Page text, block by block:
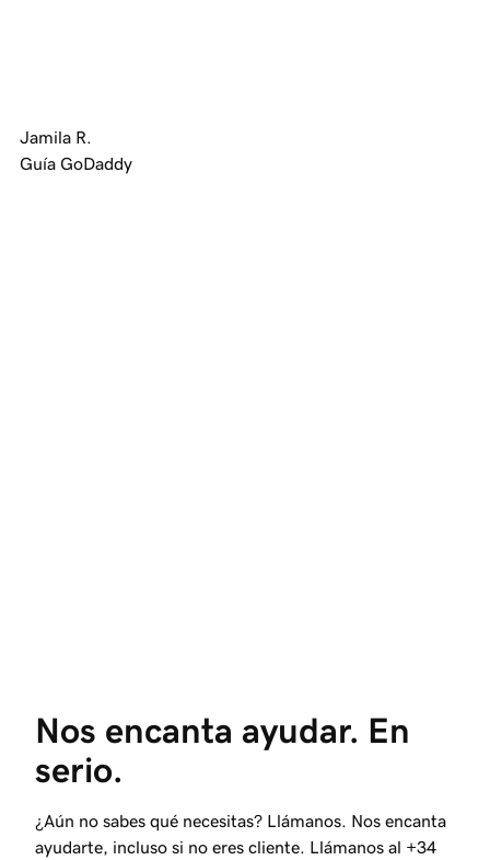
Jamila R.
Guía GoDaddy
Nos encanta ayudar. En
serio.
¿Aún no sabes qué necesitas? Llámanos. Nos encanta
ayudarte, incluso si no eres cliente. Llámanos al +34